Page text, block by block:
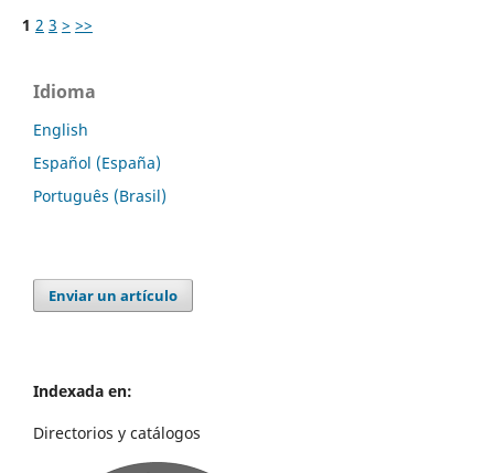
1 2 3 > >>
Idioma
English
Español (España)
Português (Brasil)
Enviar un artículo
Indexada en:
Directorios y catálogos